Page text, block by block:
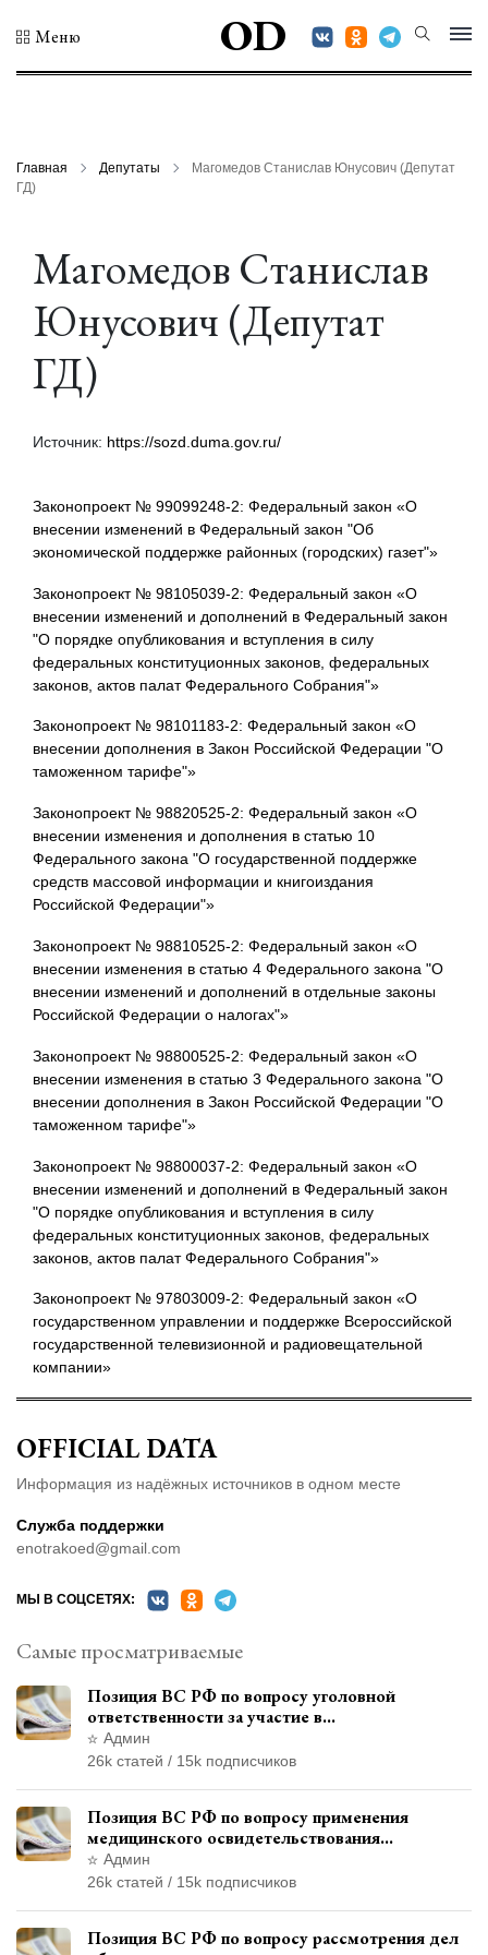
Меню OD
Главная Депутаты
Магомедов Станислав Юнусович (Депутат
ГД)
Магомедов Станислав
Юнусович (Депутат
ГД)
Источник: https://sozd.duma.gov.ru/
Законопроект № 99099248-2: Федеральный закон «О
внесении изменений в Федеральный закон "Об
экономической поддержке районных (городских) газет"»
Законопроект № 98105039-2: Федеральный закон «О
внесении изменений и дополнений в Федеральный закон
"О порядке опубликования и вступления в силу
федеральных конституционных законов, федеральных
законов, актов палат Федерального Собрания"»
Законопроект № 98101183-2: Федеральный закон «О
внесении дополнения в Закон Российской Федерации "О
таможенном тарифе"»
Законопроект № 98820525-2: Федеральный закон «О
внесении изменения и дополнения в статью 10
Федерального закона "О государственной поддержке
средств массовой информации и книгоиздания
Российской Федерации"»
Законопроект № 98810525-2: Федеральный закон «О
внесении изменения в статью 4 Федерального закона "О
внесении изменений и дополнений в отдельные законы
Российской Федерации о налогах"»
Законопроект № 98800525-2: Федеральный закон «О
внесении изменения в статью 3 Федерального закона "О
внесении дополнения в Закон Российской Федерации "О
таможенном тарифе"»
Законопроект № 98800037-2: Федеральный закон «О
внесении изменений и дополнений в Федеральный закон
"О порядке опубликования и вступления в силу
федеральных конституционных законов, федеральных
законов, актов палат Федерального Собрания"»
Законопроект № 97803009-2: Федеральный закон «О
государственном управлении и поддержке Всероссийской
государственной телевизионной и радиовещательной
компании»
OFFICIAL DATA
Информация из надёжных источников в одном месте
Служба поддержки
enotrakoed@gmail.com
МЫ В СОЦСЕТЯХ:
Самые просматриваемые
Позиция ВС РФ по вопросу уголовной
ответственности за участие в
террористической организации до
официального признания
Админ
26k статей / 15k подписчиков
Позиция ВС РФ по вопросу применения
медицинского освидетельствования
военнослужащих при увольнении с военной
службы
Админ
26k статей / 15k подписчиков
Позиция ВС РФ по вопросу рассмотрения дел